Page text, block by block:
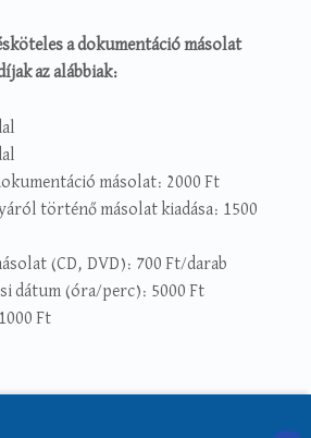
a dokumentáció másolat
az alábbiak:
másolat: 2000 Ft
történő másolat kiadása: 1500
(CD, DVD): 700 Ft/darab
dátum (óra/perc): 5000 Ft
Ft